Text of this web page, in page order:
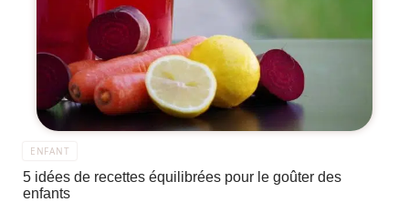
ENFANT
5 idées de recettes équilibrées pour le goûter des
enfants